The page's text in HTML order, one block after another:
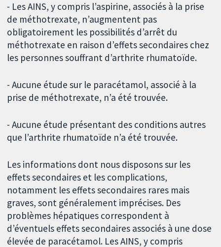
- Les AINS, y compris l’aspirine, associés à la prise
de méthotrexate, n’augmentent pas
obligatoirement les possibilités d’arrêt du
méthotrexate en raison d’effets secondaires chez
les personnes souffrant d’arthrite rhumatoïde.
- Aucune étude sur le paracétamol, associé à la
prise de méthotrexate, n’a été trouvée.
- Aucune étude présentant des conditions autres
que l’arthrite rhumatoïde n’a été trouvée.
Les informations dont nous disposons sur les
effets secondaires et les complications,
notamment les effets secondaires rares mais
graves, sont généralement imprécises. Des
problèmes hépatiques correspondent à
d’éventuels effets secondaires associés à une dose
élevée de paracétamol. Les AINS, y compris